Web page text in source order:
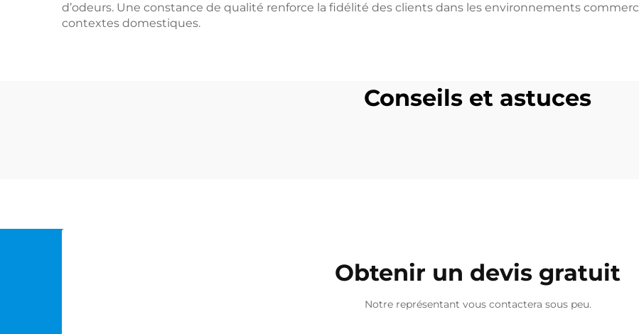
d’odeurs. Une constance de qualité renforce la fidélité des clients dans les environnements
contextes domestiques.
Conseils et astuces
Obtenir un devis gratuit
Notre représentant vous contactera sous peu.